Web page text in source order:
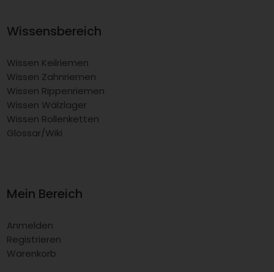
Wissensbereich
Wissen Keilriemen
Wissen Zahnriemen
Wissen Rippenriemen
Wissen Wälzlager
Wissen Rollenketten
Glossar/Wiki
Mein Bereich
Anmelden
Registrieren
Warenkorb